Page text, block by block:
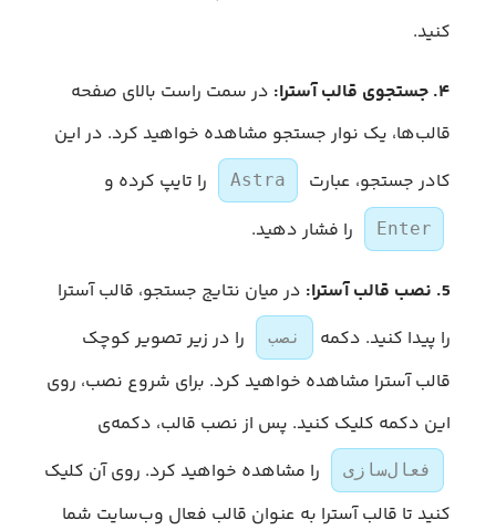
کنید.
۴. جستجوی قالب آسترا:
در سمت راست بالای صفحه
قالب‌ها، یک نوار جستجو مشاهده خواهید کرد. در این
کادر جستجو، عبارت
Astra را تایپ کرده و
Enter را فشار دهید.
5. نصب قالب آسترا:
در میان نتایج جستجو، قالب آسترا
را پیدا کنید. دکمه
نصب
را در زیر تصویر کوچک
قالب آسترا مشاهده خواهید کرد. برای شروع نصب، روی
این دکمه کلیک کنید. پس از نصب قالب، دکمه‌ی
فعال‌سازی
را مشاهده خواهید کرد. روی آن کلیک
کنید تا قالب آسترا به عنوان قالب فعال وب‌سایت شما